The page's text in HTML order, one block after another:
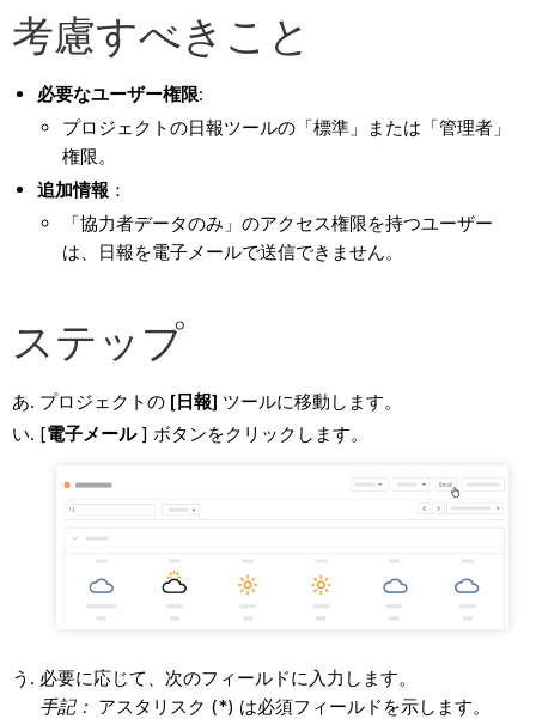
考慮すべきこと
必要なユーザー権限:
プロジェクトの日報ツールの「標準」または「管理者」
権限。
追加情報 ：
「協力者データのみ」のアクセス権限を持つユーザー
は、日報を電子メールで送信できません。
ステップ
プロジェクトの [日報] ツールに移動します。
[電子メール] ボタンをクリックします。
必要に応じて、次のフィールドに入力します。
手記： アスタリスク (*) は必須フィールドを示します。